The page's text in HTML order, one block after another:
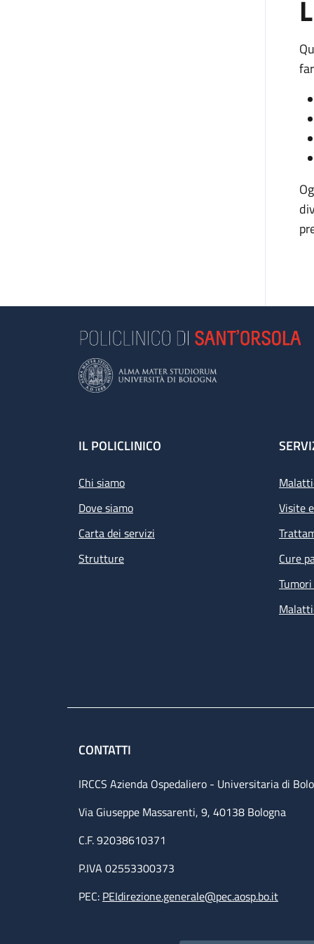
Footer
IL POLICLINICO
Chi siamo
Dove siamo
Carta dei servizi
Strutture
Visite
Cure
CONTATTI
IRCCS Azienda Ospedaliero - Universitaria di
Via Giuseppe Massarenti, 9, 40138 Bologna
C.F. 92038610371
P.IVA 02553300373
PEC: PEIdirezione.generale@pec.aosp.bo.it